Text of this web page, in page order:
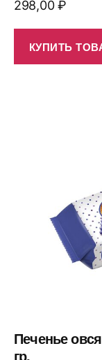
298,00₽
КУПИТЬ
Печенье
гр.